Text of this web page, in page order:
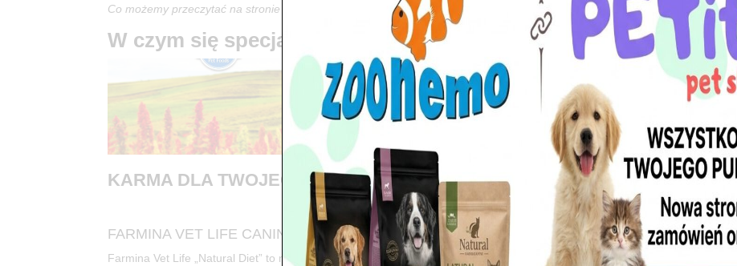
Co możemy przeczytać na stronie internetowej firmy Farmina –https://www.farmina.com/pl/
W czym się specjalizuje Farmina – karmy dla zwierząt
KARMA DLA TWOJEGO PSA
FARMINA VET LIFE CANINE
Farmina Vet Life „Natural Diet” to nowa, rewolucyjna linia weterynaryjna, pierwsza w pełni naturalna. Natura to główna